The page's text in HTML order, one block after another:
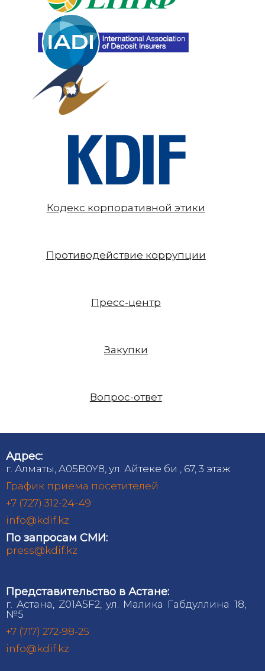
Кодекс корпоративной этики
Противодействие коррупции
Пресс-центр
Закупки
Вопрос-ответ
Адрес:
г. Алматы, A05B0Y8, ул. Айтеке би , 67, 3 этаж
График приема посетителей
+7 (727) 312-24-49
info@kdif.kz
По запросам СМИ:
press@kdif.kz
Представительство в Астане:
г. Астана, Z01A5F2, ул. Малика Габдуллина 18,
№5
+7 (717) 272-98-25
info@kdif.kz